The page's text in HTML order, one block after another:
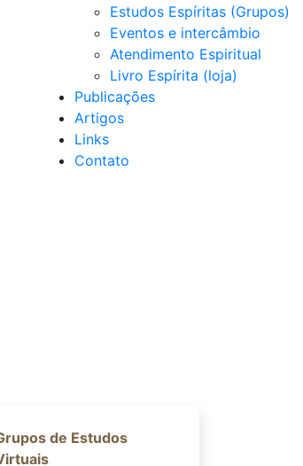
Estudos Espíritas (Grupos)
Eventos e intercâmbio
Atendimento Espiritual
Livro Espírita (loja)
Publicações
Artigos
Links
Contato
de Estudos